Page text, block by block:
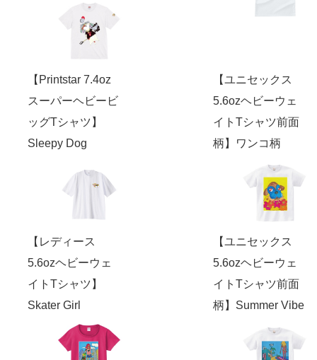
【Printstar 7.4oz
スーパーヘビービ
ッグTシャツ】
Sleepy Dog
【ユニセックス
5.6ozヘビーウェ
イトTシャツ前面
柄】ワンコ柄
【レディース
5.6ozヘビーウェ
イトTシャツ】
Skater Girl
【ユニセックス
5.6ozヘビーウェ
イトTシャツ前面
柄】Summer Vibe